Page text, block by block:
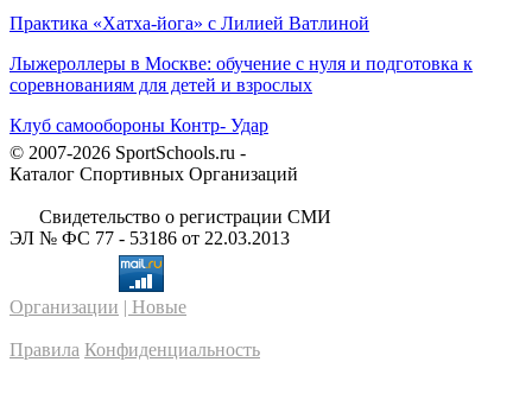
Практика «Хатха-йога» с Лилией Ватлиной
Лыжероллеры в Москве: обучение с нуля и подготовка к
соревнованиям для детей и взрослых
Клуб самообороны Контр- Удар
© 2007-2026 SportSchools.ru -
Каталог Спортивных Организаций
Свидетельство о регистрации СМИ
ЭЛ № ФС 77 - 53186 от 22.03.2013
Организации | Новые
Правила Конфиденциальность